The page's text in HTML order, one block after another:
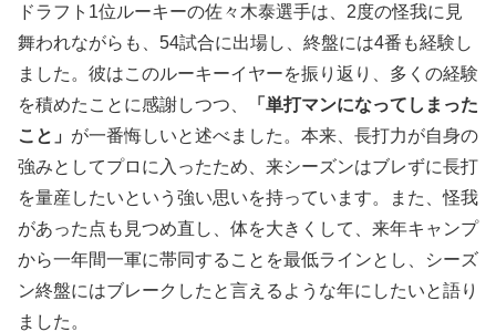
ドラフト1位ルーキーの佐々木泰選手は、2度の怪我に見
舞われながらも、54試合に出場し、終盤には4番も経験し
ました。彼はこのルーキーイヤーを振り返り、多くの経験
を積めたことに感謝しつつ、
「単打マンになってしまった
こと」 が一番悔しいと述べました。本来、長打力が自身の
強みとしてプロに入ったため、来シーズンはブレずに長打
を量産したいという強い思いを持っています。また、怪我
があった点も見つめ直し、体を大きくして、来年キャンプ
から一年間一軍に帯同することを最低ラインとし、シーズ
ン終盤にはブレークしたと言えるような年にしたいと語り
ました。